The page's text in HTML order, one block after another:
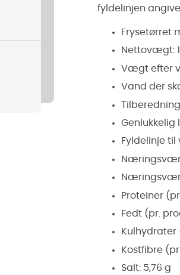
fyldelinjen
Frysetørret
Nettovægt:
Vægt efter
Vand der
Genlukkelig
Fyldelinje til
Proteiner
Fedt (pr.
Kulhydrater
Kostfibre
Salt: 5,76 g